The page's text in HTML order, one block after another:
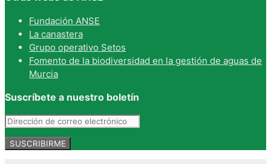
Fundación ANSE
La canastera
Grupo operativo Setos
Fomento de la biodiversidad en la gestión de aguas de
Murcia
Suscríbete a nuestro boletín